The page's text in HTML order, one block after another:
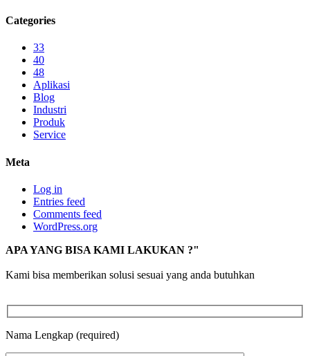
Categories
33
40
48
Aplikasi
Blog
Industri
Produk
Service
Meta
Log in
Entries feed
Comments feed
WordPress.org
APA YANG BISA KAMI LAKUKAN ?"
Kami bisa memberikan solusi sesuai yang anda butuhkan
Nama Lengkap (required)